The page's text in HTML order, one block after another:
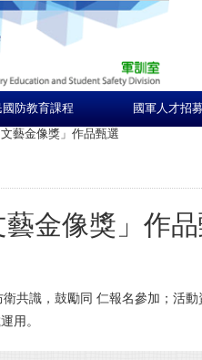
國防教育課程 國軍人才招
文藝金像獎」作品甄選
藝金像獎」作
共識，鼓勵同 仁報名參加；活
用。